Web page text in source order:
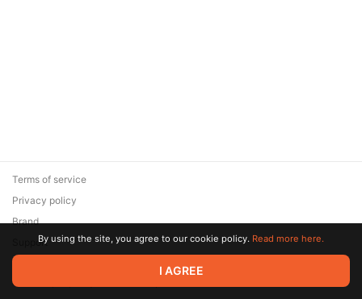
© 2026 Zaya Solutions Limited. All rights reserved. All trademarks
are the property of their respective owners.
Terms of service
Privacy policy
Brand
SupportBy using the site, you agree to our cookie policy. Read more here.
I AGREE